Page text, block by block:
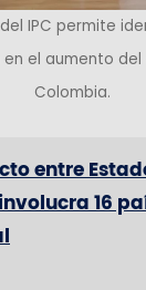
IPC permite
en el aumento
Colombia.
entre
16